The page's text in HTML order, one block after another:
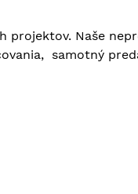
projektov. Naše
samotný